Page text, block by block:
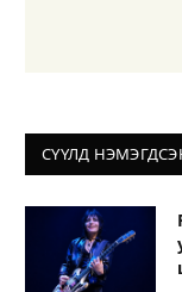
СҮҮЛД